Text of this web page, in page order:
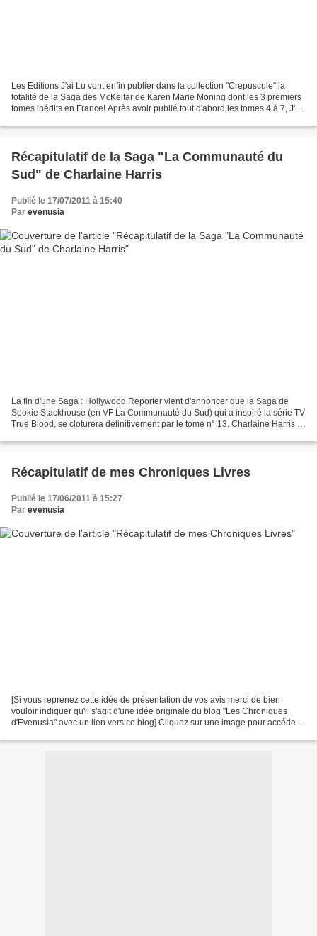
Les Editions J'ai Lu vont enfin publier dans la collection "Crepuscule" la
totalité de la Saga des McKeltar de Karen Marie Moning dont les 3 premiers
tomes inédits en France! Après avoir publié tout d'abord les tomes 4 à 7, J'ai
Récapitulatif de la Saga "La Communauté du
Sud" de Charlaine Harris
Publié le 17/07/2011 à 15:40
Par evenusia
La fin d'une Saga : Hollywood Reporter vient d'annoncer que la Saga de
Sookie Stackhouse (en VF La Communauté du Sud) qui a inspiré la série TV
True Blood, se cloturera définitivement par le tome n° 13. Charlaine Harris a
Récapitulatif de mes Chroniques Livres
Publié le 17/06/2011 à 15:27
Par evenusia
[Si vous reprenez cette idée de présentation de vos avis merci de bien
vouloir indiquer qu'il s'agit d'une idée originale du blog "Les Chroniques
d'Evenusia" avec un lien vers ce blog] Cliquez sur une image pour accéder à